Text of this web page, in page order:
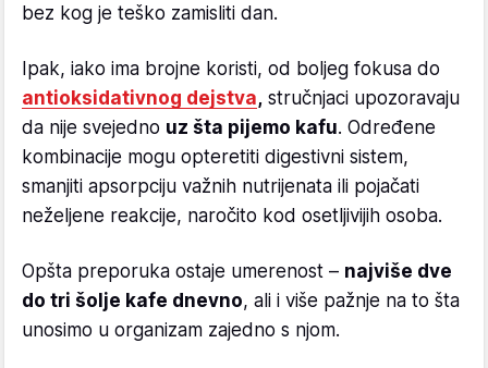
bez kog je teško zamisliti dan.
Ipak, iako ima brojne koristi, od boljeg fokusa do
antioksidativnog dejstva, stručnjaci upozoravaju
da nije svejedno uz šta pijemo kafu. Određene
kombinacije mogu opteretiti digestivni sistem,
smanjiti apsorpciju važnih nutrijenata ili pojačati
neželjene reakcije, naročito kod osetljivijih osoba.
Opšta preporuka ostaje umerenost – najviše dve
do tri šolje kafe dnevno, ali i više pažnje na to šta
unosimo u organizam zajedno s njom.